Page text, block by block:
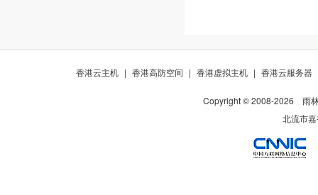
香港云主机 | 香港高防空间 | 香港虚拟主机 | 香港云服务器
Copyright © 2008-2026
雨
北流市